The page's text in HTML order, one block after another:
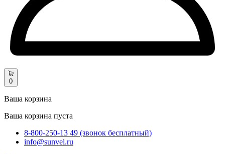
0
Ваша корзина
Ваша корзина пуста
8-800-250-13 49 (звонок бесплатный)
info@sunvel.ru